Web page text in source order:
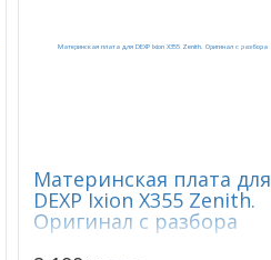
Материнская плата для
DEXP Ixion X355 Zenith.
Оригинал с разбора